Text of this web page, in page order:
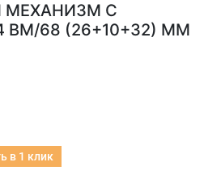
С
68 (26+10+32) MM
в 1 клик